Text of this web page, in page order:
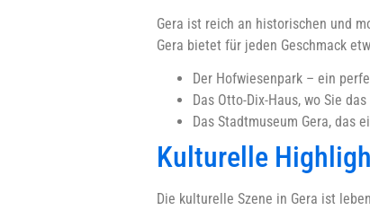
Gera ist reich an historischen und
Gera bietet für jeden Geschmack
Der Hofwiesenpark – ein
Das Otto-Dix-Haus, wo Sie
Das Stadtmuseum Gera, das
Kulturelle
Die kulturelle Szene in Gera ist